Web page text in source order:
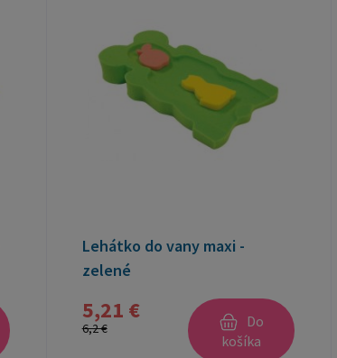
Lehátko do vany maxi -
zelené
5,21 €
6,2 €
Do
košíka